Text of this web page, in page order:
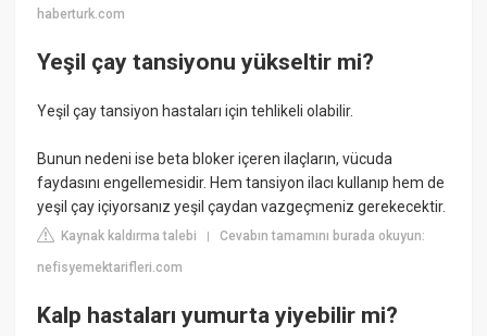
haberturk.com
Yeşil çay tansiyonu yükseltir mi?
Yeşil çay tansiyon hastaları için tehlikeli olabilir.
Bunun nedeni ise beta bloker içeren ilaçların, vücuda
faydasını engellemesidir. Hem tansiyon ilacı kullanıp hem de
yeşil çay içiyorsanız yeşil çaydan vazgeçmeniz gerekecektir.
Kaynak kaldırma talebi |Cevabın tamamını burada okuyun:
nefisyemektarifleri.com
Kalp hastaları yumurta yiyebilir mi?